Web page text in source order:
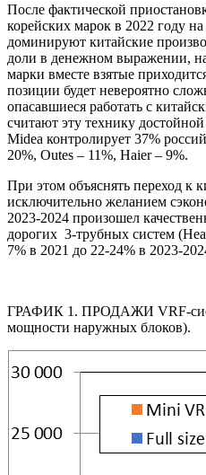
После фактической
корейских марок в 2022 году
доминируют китайские
доли в денежном выражении,
марки вместе взятые
позиции будет невероятно
опасавшиеся работать с
считают эту технику
Midea контролирует 37%
20%, Outes – 11%, Haier – 9%.
При этом объяснять переход к
исключительно желанием
2023-2024 произошел
дорогих 3-трубных систем
7% в 2021 до 22-24% в 2023-
ГРАФИК 1. ПРОДАЖИ VRF-
мощности наружных блоков).